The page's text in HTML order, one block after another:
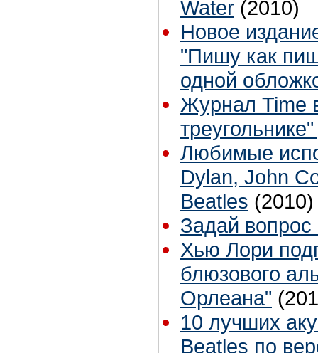
Water (2010)
Новое
"Пишу как
одной
Журнал Time
Любимые
Dylan, John
Beatles (2010)
Задай
Хью Лори
блюзового
Орлеана"
10 лучших
Beatles по